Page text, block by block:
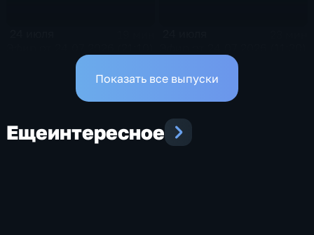
Показать все выпуски
Ещеинтересное